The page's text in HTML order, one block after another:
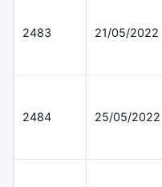
2483 21/05/2022
2484 25/05/2022